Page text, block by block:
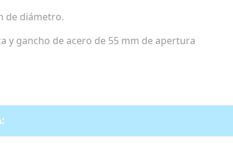
de diámetro.
y gancho de acero de 55 mm de apertura